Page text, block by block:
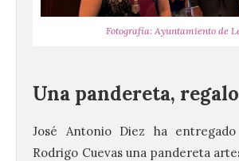
Fotografía: Ayuntamiento de
Una pandereta,
José Antonio Diez ha
Rodrigo Cuevas una pandereta